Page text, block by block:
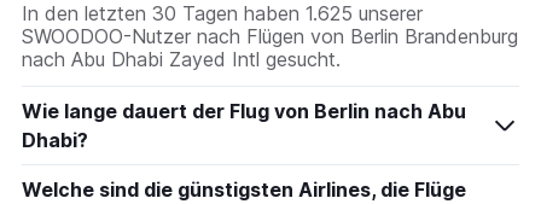
In den letzten 30 Tagen haben 1.625 unserer
SWOODOO-Nutzer nach Flügen von Berlin Brandenburg
nach Abu Dhabi Zayed Intl gesucht.
Wie lange dauert der Flug von Berlin nach Abu
Dhabi?
Welche sind die günstigsten Airlines, die Flüge